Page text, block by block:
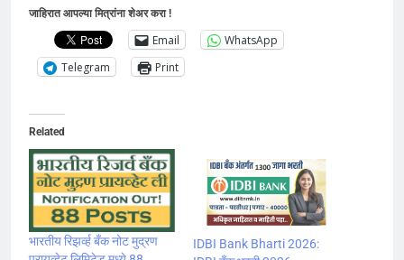
जाहिरात आपल्या मित्रांना शेअर करा !
Email
WhatsApp
Telegram
Print
Related
भारतीय रिझर्व्ह बँक नोट मुद्रण
IDBI Bank Bharti 2026: